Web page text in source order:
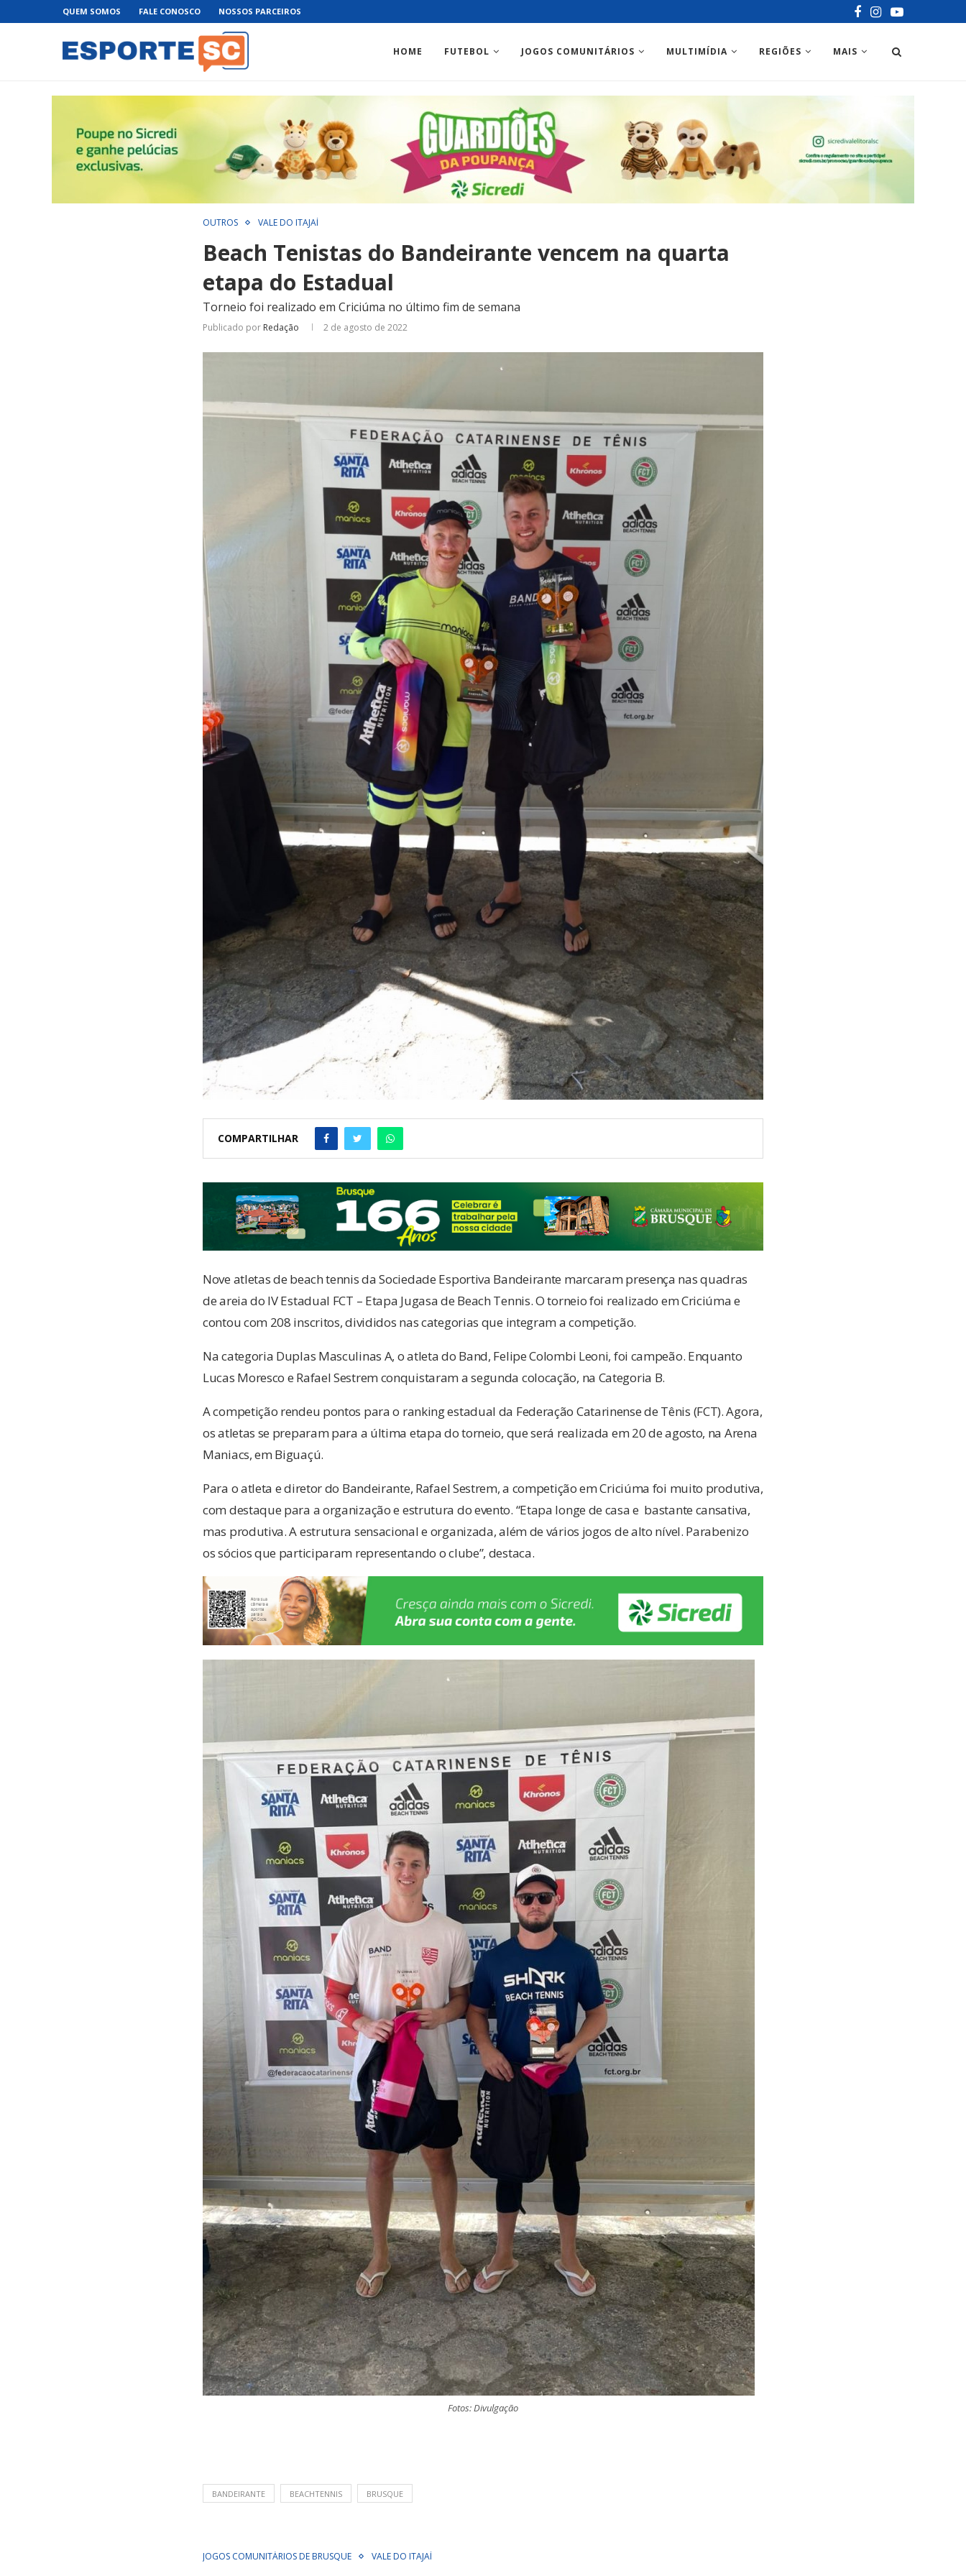
QUEM SOMOS FALE CONOSCO NOSSOS PARCEIROS
HOME FUTEBOL JOGOS COMUNITÁRIOS MULTIMÍDIA REGIÕES MAIS
OUTROS VALE DO ITAJAÍ
Beach Tenistas do Bandeirante vencem na quarta
etapa do Estadual
Torneio foi realizado em Criciúma no último fim de semana
Publicado por Redação 2 de agosto de 2022
COMPARTILHAR
Nove atletas de beach tennis da Sociedade Esportiva Bandeirante marcaram presença nas quadras
de areia do IV Estadual FCT – Etapa Jugasa de Beach Tennis. O torneio foi realizado em Criciúma e
contou com 208 inscritos, divididos nas categorias que integram a competição.
Na categoria Duplas Masculinas A, o atleta do Band, Felipe Colombi Leoni, foi campeão. Enquanto
Lucas Moresco e Rafael Sestrem conquistaram a segunda colocação, na Categoria B.
A competição rendeu pontos para o ranking estadual da Federação Catarinense de Tênis (FCT). Agora,
os atletas se preparam para a última etapa do torneio, que será realizada em 20 de agosto, na Arena
Maniacs, em Biguaçú.
Para o atleta e diretor do Bandeirante, Rafael Sestrem, a competição em Criciúma foi muito produtiva,
com destaque para a organização e estrutura do evento. “Etapa longe de casa e bastante cansativa,
mas produtiva. A estrutura sensacional e organizada, além de vários jogos de alto nível. Parabenizo
os sócios que participaram representando o clube”, destaca.
Fotos: Divulgação
BANDEIRANTE BEACHTENNIS BRUSQUE
JOGOS COMUNITÁRIOS DE BRUSQUE VALE DO ITAJAÍ